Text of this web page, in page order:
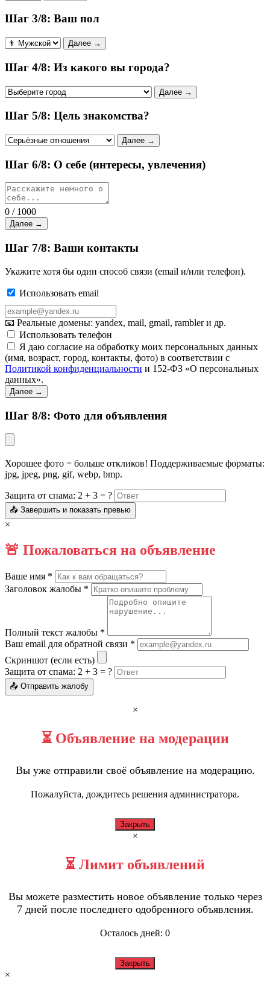
Шаг 3/8: Ваш пол
Далее →
Шаг 4/8: Из какого вы города?
Далее →
Шаг 5/8: Цель знакомства?
Далее →
Шаг 6/8: О себе (интересы, увлечения)
0 / 1000
Далее →
Шаг 7/8: Ваши контакты
Укажите хотя бы один способ связи (email и/или телефон).
Использовать email
📧 Реальные домены: yandex, mail, gmail, rambler и др.
Использовать телефон
Я даю согласие на обработку моих персональных данных
(имя, возраст, город, контакты, фото) в соответствии с
Политикой конфиденциальности и 152-ФЗ «О персональных
данных».
Далее →
Шаг 8/8: Фото для объявления
Хорошее фото = больше откликов! Поддерживаемые форматы:
jpg, jpeg, png, gif, webp, bmp.
Защита от спама: 2 + 3 = ?
📤 Завершить и показать превью
×
🚨 Пожаловаться на объявление
Ваше имя *
Заголовок жалобы *
Полный текст жалобы *
Ваш email для обратной связи *
Скриншот (если есть)
Защита от спама: 2 + 3 = ?
📤 Отправить жалобу
×
⏳ Объявление на модерации
Вы уже отправили своё объявление на модерацию.
Пожалуйста, дождитесь решения администратора.
Закрыть
×
⏳ Лимит объявлений
Вы можете разместить новое объявление только через
7 дней после последнего одобренного объявления.
Осталось дней: 0
Закрыть
×